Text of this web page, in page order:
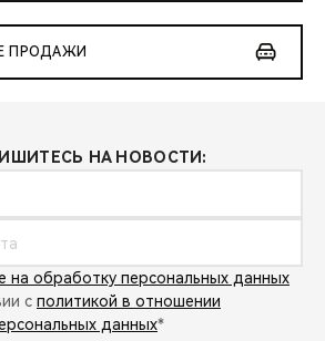
ПРОДАЖИ
НА НОВОСТИ:
на обработку персональных данных
с политикой в отношении
данных*